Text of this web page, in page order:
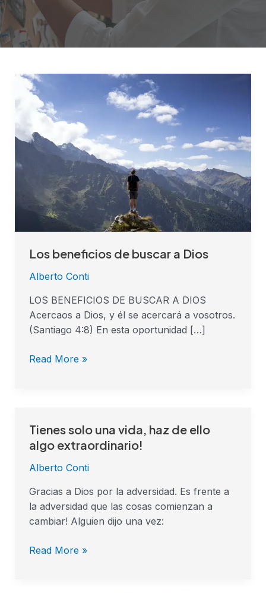
Los beneficios de buscar a Dios
Alberto Conti
LOS BENEFICIOS DE BUSCAR A DIOS
Acercaos a Dios, y él se acercará a vosotros.
(Santiago 4:8) En esta oportunidad […]
Los
beneficios
de
buscar
a
Dios
Read More »
Tienes solo una vida, haz de ello
algo extraordinario!
Alberto Conti
Gracias a Dios por la adversidad. Es frente a
la adversidad que las cosas comienzan a
cambiar! Alguien dijo una vez:
Tienes
solo
vida,
haz
de
ello
extraordinario!
Read More »